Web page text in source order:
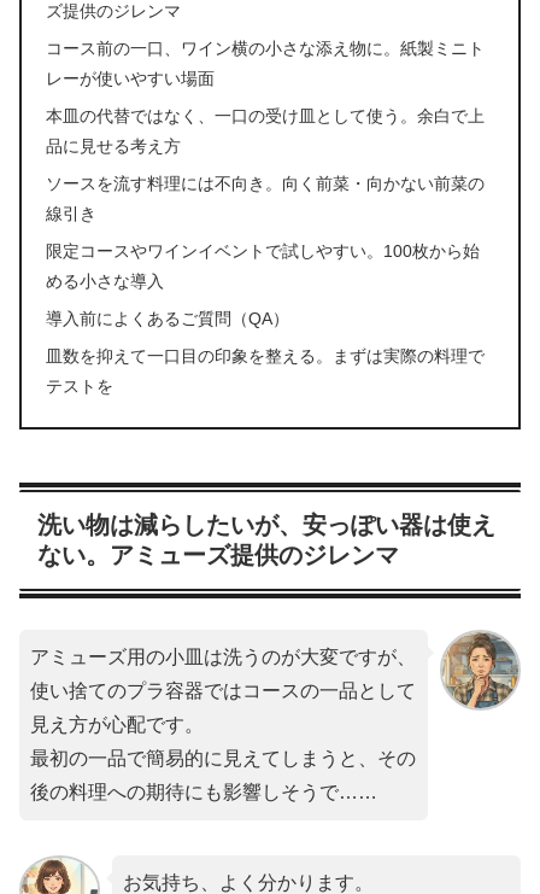
ズ提供のジレンマ
コース前の一口、ワイン横の小さな添え物に。紙製ミニト
レーが使いやすい場面
本皿の代替ではなく、一口の受け皿として使う。余白で上
品に見せる考え方
ソースを流す料理には不向き。向く前菜・向かない前菜の
線引き
限定コースやワインイベントで試しやすい。100枚から始
める小さな導入
導入前によくあるご質問（QA）
皿数を抑えて一口目の印象を整える。まずは実際の料理で
テストを
洗い物は減らしたいが、安っぽい器は使え
ない。アミューズ提供のジレンマ
アミューズ用の小皿は洗うのが大変ですが、
使い捨てのプラ容器ではコースの一品として
見え方が心配です。
最初の一品で簡易的に見えてしまうと、その
後の料理への期待にも影響しそうで……
お気持ち、よく分かります。